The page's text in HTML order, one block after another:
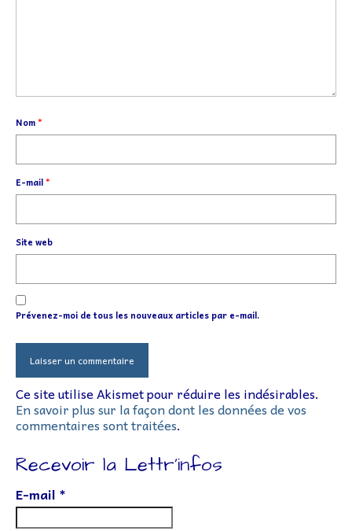
Nom*
E-mail*
Site web
Prévenez-moi de tous les nouveaux articles par e-mail.
Ce site utilise Akismet pour réduire les indésirables.
En savoir plus sur la façon dont les données de vos
commentaires sont traitées.
Recevoir la Lettr’infos
E-mail *